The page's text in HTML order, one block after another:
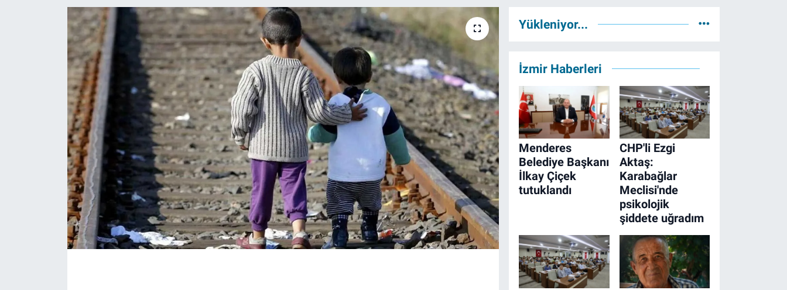
Yükleniyor...
İzmir Haberleri
Menderes
Belediye Başkanı
İlkay Çiçek
tutuklandı
CHP'li Ezgi
Aktaş:
Karabağlar
Meclisi'nde
psikolojik
şiddete uğradım